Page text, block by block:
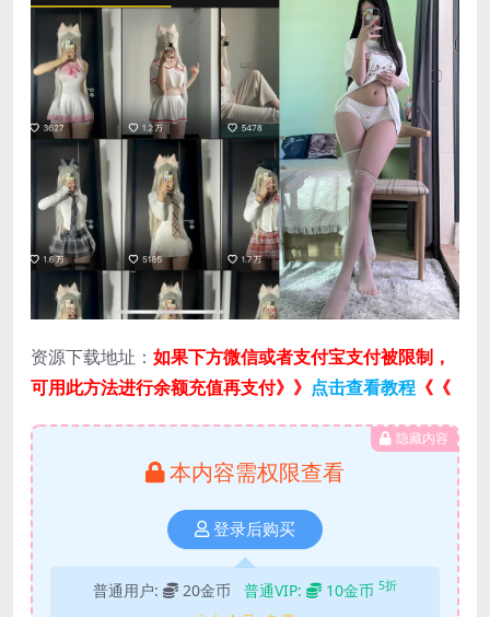
资源下载地址： 如果下方微信或者支付宝支付被限制，
可用此方法进行余额充值再支付》》 点击查看教程 《《
隐藏内容
本内容需权限查看
登录后购买
普通用户: 20金币 普通VIP: 10金币 5折